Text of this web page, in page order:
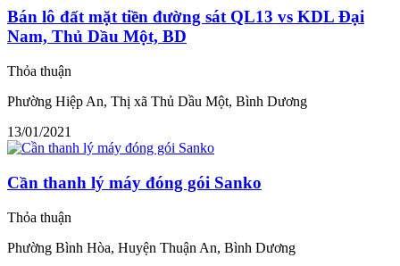
Bán lô đất mặt tiền đường sát QL13 vs KDL Đại
Nam, Thủ Dầu Một, BD
Thỏa thuận
Phường Hiệp An, Thị xã Thủ Dầu Một, Bình Dương
13/01/2021
Cần thanh lý máy đóng gói Sanko
Thỏa thuận
Phường Bình Hòa, Huyện Thuận An, Bình Dương